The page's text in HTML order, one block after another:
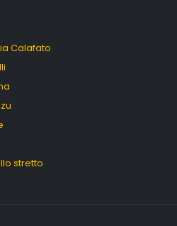
Calafato
stretto